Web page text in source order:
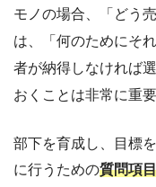
モノの場合、「どう
は、「何のためにそ
者が納得しなければ
おくことは非常に重要
部下を育成し、目標
に行うための質問項